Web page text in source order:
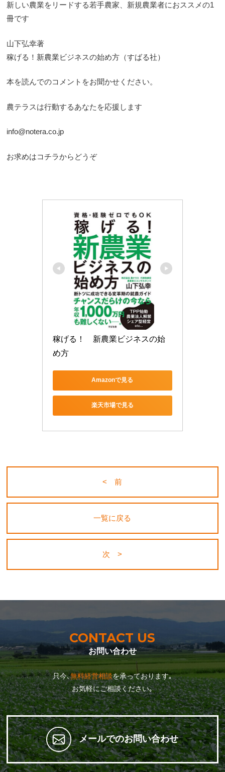
新しい農業をリードする若手農家、新規農業者におススメの1
冊です
山下弘幸著
稼げる！新農業ビジネスの始め方（すばる社）
本を読んでのコメントをお聞かせください。
農テラスは行動するあなたを応援します
info@notera.co.jp
お求めはコチラからどうぞ
稼げる！　新農業ビジネスの始
め方
Amazonで見る
楽天市場で見る
< 前
一覧に戻る
次 >
CONTACT US
お問い合わせ
只今､無料経営相談を承っております｡
お気軽にご相談ください｡
メールでのお問い合わせ